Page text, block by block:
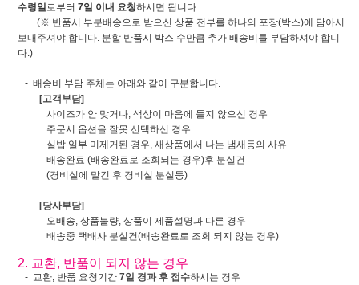
수령일로부터 7일 이내 요청하시면 됩니다.
(※ 반품시 부분배송으로 받으신 상품 전부를 하나의 포장(박스)에 담아서
보내주셔야 합니다. 분할 반품시 박스 수만큼 추가 배송비를 부담하셔야 합니
다.)
- 배송비 부담 주체는 아래와 같이 구분합니다.
[고객부담]
사이즈가 안 맞거나, 색상이 마음에 들지 않으신 경우
주문시 옵션을 잘못 선택하신 경우
실밥 일부 미제거된 경우, 새상품에서 나는 냄새등의 사유
배송완료 (배송완료로 조회되는 경우)후 분실건
(경비실에 맡긴 후 경비실 분실등)
[당사부담]
오배송, 상품불량, 상품이 제품설명과 다른 경우
배송중 택배사 분실건(배송완료로 조회 되지 않는 경우)
2. 교환, 반품이 되지 않는 경우
- 교환, 반품 요청기간 7일 경과 후 접수하시는 경우